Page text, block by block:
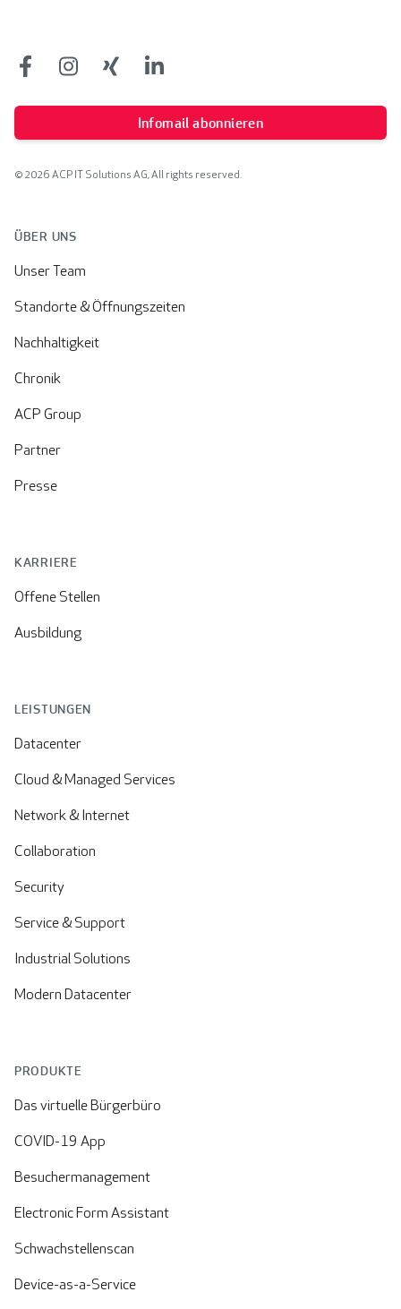
FacebookFacebookFacebookFacebook
Infomail abonnieren
© 2026 ACP IT Solutions AG, All rights reserved.
ÜBER UNS
Unser Team
Standorte & Öffnungszeiten
Nachhaltigkeit
Chronik
ACP Group
Partner
Presse
KARRIERE
Offene Stellen
Ausbildung
LEISTUNGEN
Datacenter
Cloud & Managed Services
Network & Internet
Collaboration
Security
Service & Support
Industrial Solutions
Modern Datacenter
PRODUKTE
Das virtuelle Bürgerbüro
COVID-19 App
Besuchermanagement
Electronic Form Assistant
Schwachstellenscan
Device-as-a-Service